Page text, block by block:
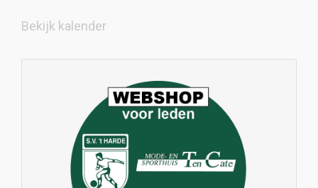
Bekijk kalender